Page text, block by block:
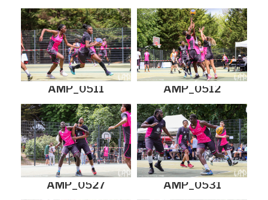
AMP_0511 AMP_0512
AMP_0527 AMP_0531